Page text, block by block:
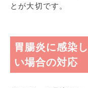
とが大切です。
胃腸炎に感染
い場合の対応